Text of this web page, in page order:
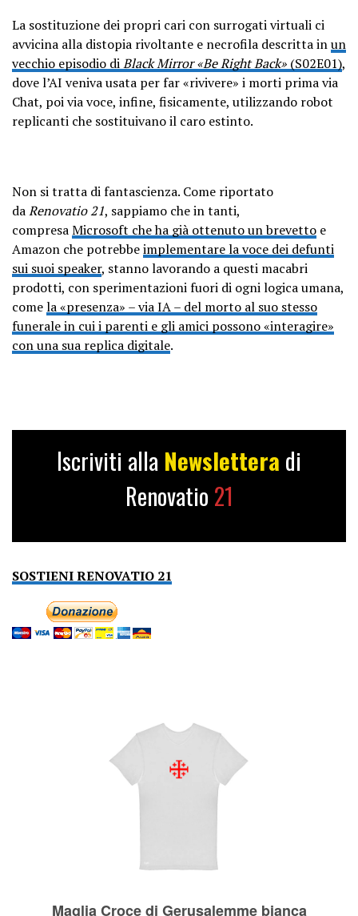
La sostituzione dei propri cari con surrogati virtuali ci
avvicina alla distopia rivoltante e necrofila descritta inun
vecchio episodio diBlack Mirror «Be Right Back» (S02E01),
dove l’AI veniva usata per far «rivivere» i morti prima via
Chat, poi via voce, infine, fisicamente, utilizzando robot
replicanti che sostituivano il caro estinto.
Non si tratta di fantascienza. Come riportato
daRenovatio 21, sappiamo che in tanti,
compresaMicrosoft che ha già ottenuto un brevetto e
Amazon che potrebbeimplementare la voce dei defunti
sui suoi speaker, stanno lavorando a questi macabri
prodotti, con sperimentazioni fuori di ogni logica umana,
comela «presenza» – via IA – del morto al suo stesso
funerale in cui i parenti e gli amici possono «interagire»
con una sua replica digitale.
Iscriviti alla Newslettera di
Renovatio 21
SOSTIENI RENOVATIO 21